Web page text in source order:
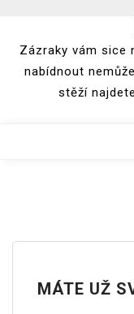
content
Zázraky vám sice
nabídnout
stěží
MÁTE UŽ